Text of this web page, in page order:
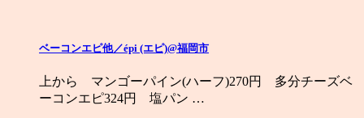
ベーコンエピ他／épi (エピ)@福岡市
上から マンゴーパイン(ハーフ)270円 多分チーズベ
ーコンエピ324円 塩パン …